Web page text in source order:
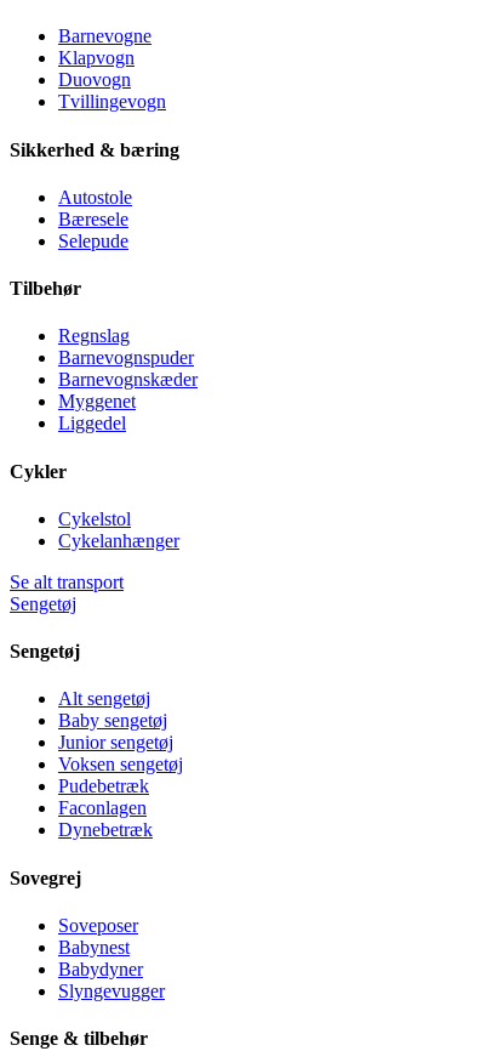
Barnevogne
Klapvogn
Duovogn
Tvillingevogn
Sikkerhed & bæring
Autostole
Bæresele
Selepude
Tilbehør
Regnslag
Barnevognspuder
Barnevognskæder
Myggenet
Liggedel
Cykler
Cykelstol
Cykelanhænger
Se alt transport
Sengetøj
Sengetøj
Alt sengetøj
Baby sengetøj
Junior sengetøj
Voksen sengetøj
Pudebetræk
Faconlagen
Dynebetræk
Sovegrej
Soveposer
Babynest
Babydyner
Slyngevugger
Senge & tilbehør